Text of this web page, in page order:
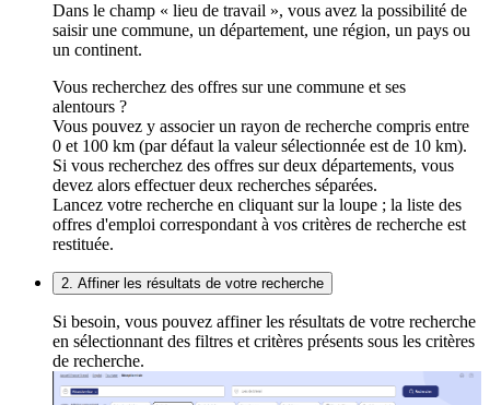
Dans le champ « lieu de travail », vous avez la possibilité de
saisir une commune, un département, une région, un pays ou
un continent.
Vous recherchez des offres sur une commune et ses
alentours ?
Vous pouvez y associer un rayon de recherche compris entre
0 et 100 km (par défaut la valeur sélectionnée est de 10 km).
Si vous recherchez des offres sur deux départements, vous
devez alors effectuer deux recherches séparées.
Lancez votre recherche en cliquant sur la loupe ; la liste des
offres d'emploi correspondant à vos critères de recherche est
restituée.
2. Affiner les résultats de votre recherche
Si besoin, vous pouvez affiner les résultats de votre recherche
en sélectionnant des filtres et critères présents sous les critères
de recherche.